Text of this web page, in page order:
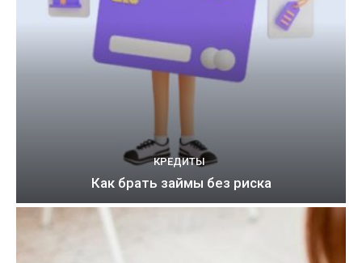
КРЕДИТЫ
Как брать займы без риска